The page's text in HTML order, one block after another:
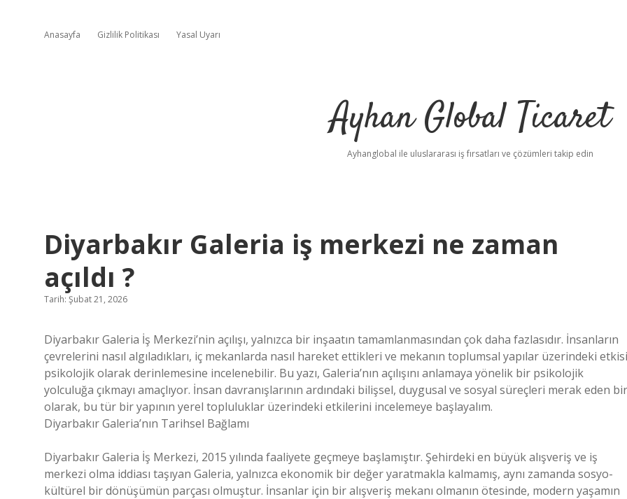
Anasayfa Gizlilik Politikası Yasal Uyarı
Ayhan Global Ticaret
Ayhanglobal ile uluslararası iş fırsatları ve çözümleri takip edin
Diyarbakır Galeria iş merkezi ne zaman
açıldı ?
Tarih: Şubat 21, 2026
Diyarbakır Galeria İş Merkezi’nin açılışı, yalnızca bir inşaatın tamamlanmasından çok daha fazlasıdır. İnsanların
çevrelerini nasıl algıladıkları, iç mekanlarda nasıl hareket ettikleri ve mekanın toplumsal yapılar üzerindeki etkisi
psikolojik olarak derinlemesine incelenebilir. Bu yazı, Galeria’nın açılışını anlamaya yönelik bir psikolojik
yolculuğa çıkmayı amaçlıyor. İnsan davranışlarının ardındaki bilişsel, duygusal ve sosyal süreçleri merak eden
olarak, bu tür bir yapının yerel topluluklar üzerindeki etkilerini incelemeye başlayalım.
Diyarbakır Galeria’nın Tarihsel Bağlamı
Diyarbakır Galeria İş Merkezi, 2015 yılında faaliyete geçmeye başlamıştır. Şehirdeki en büyük alışveriş ve iş
merkezi olma iddiası taşıyan Galeria, yalnızca ekonomik bir değer yaratmakla kalmamış, aynı zamanda sosyo-
kültürel bir dönüşümün parçası olmuştur. İnsanlar için bir alışveriş mekanı olmanın ötesinde, modern yaşamın